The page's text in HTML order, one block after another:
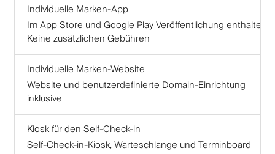
Individuelle Marken-App
Im App Store und Google Play Veröffentlichung enthalten.
Keine zusätzlichen Gebühren
Individuelle Marken-Website
Website und benutzerdefinierte Domain-Einrichtung
inklusive
Kiosk für den Self-Check-in
Self-Check-in-Kiosk, Warteschlange und Terminboard